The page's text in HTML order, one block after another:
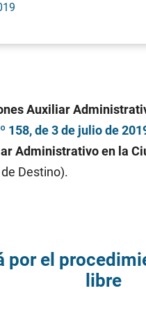
Auxiliar
158, de 3 de julio de
Administrativo en la
Destino).
por el
libre